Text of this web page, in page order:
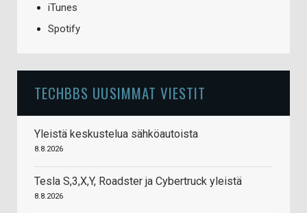
iTunes
Spotify
TECHBBS UUSIMMAT VIESTIT
Yleistä keskustelua sähköautoista
8.8.2026
Tesla S,3,X,Y, Roadster ja Cybertruck yleistä
8.8.2026